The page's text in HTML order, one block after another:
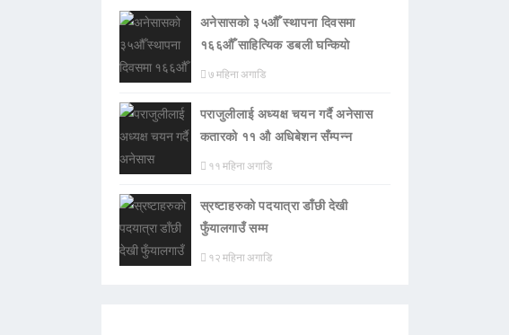
अनेसासको ३५औँ स्थापना दिवसमा
१६६औँ साहित्यिक डबली घन्कियाे
७ महिना अगाडि
पराजुलीलाई अध्यक्ष चयन गर्दै अनेसास
कतारको ११ औ अधिबेशन सँम्पन्न
११ महिना अगाडि
स्रष्टाहरुको पदयात्रा डाँछी देखी
फुँयालगाउँ सम्म
१२ महिना अगाडि